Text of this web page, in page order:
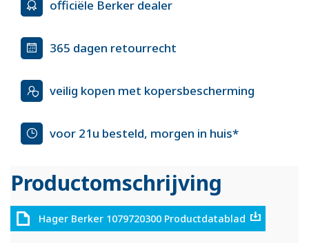
officiële Berker dealer
365 dagen retourrecht
veilig kopen met kopersbescherming
voor 21u besteld, morgen in huis*
Productomschrijving
Hager Berker 1079720300 Productdatablad